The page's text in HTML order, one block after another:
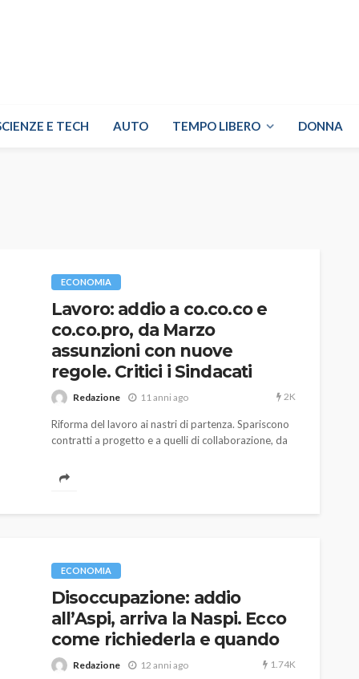
E TECH AUTO TEMPO LIBERO DONNA
ECONOMIA
Lavoro: addio a co.co.co e
co.co.pro, da Marzo
assunzioni con nuove
regole. Critici i Sindacati
Redazione 11 anni ago 2K
Riforma del lavoro ai nastri di partenza. Spariscono
contratti a progetto e a quelli di collaborazione, da
ECONOMIA
Disoccupazione: addio
all’Aspi, arriva la Naspi. Ecco
come richiederla e quando
Redazione 12 anni ago 1.74K
prato
791
Davis: tennis mondiale e
passione per
l’automobilismo
abbracciano la stessa causa
god 9 mesi ago